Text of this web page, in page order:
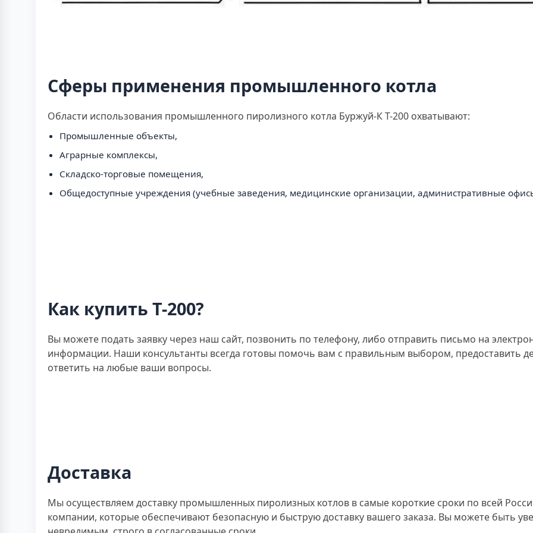
Сферы применения промышленного котла
Области использования промышленного пиролизного котла Буржуй-К Т-200 охватывают:
Промышленные объекты,
Аграрные комплексы,
Складско-торговые помещения,
Общедоступные учреждения (учебные заведения, медицинские организации, административные
Как купить Т-200?
Вы можете подать заявку через наш сайт, позвонить по телефону, либо отправить письмо на
информации. Наши консультанты всегда готовы помочь вам с правильным выбором, предоставить
ответить на любые ваши вопросы.
Доставка
Мы осуществляем доставку промышленных пиролизных котлов в самые короткие сроки по всей
компании, которые обеспечивают безопасную и быструю доставку вашего заказа. Вы можете быть